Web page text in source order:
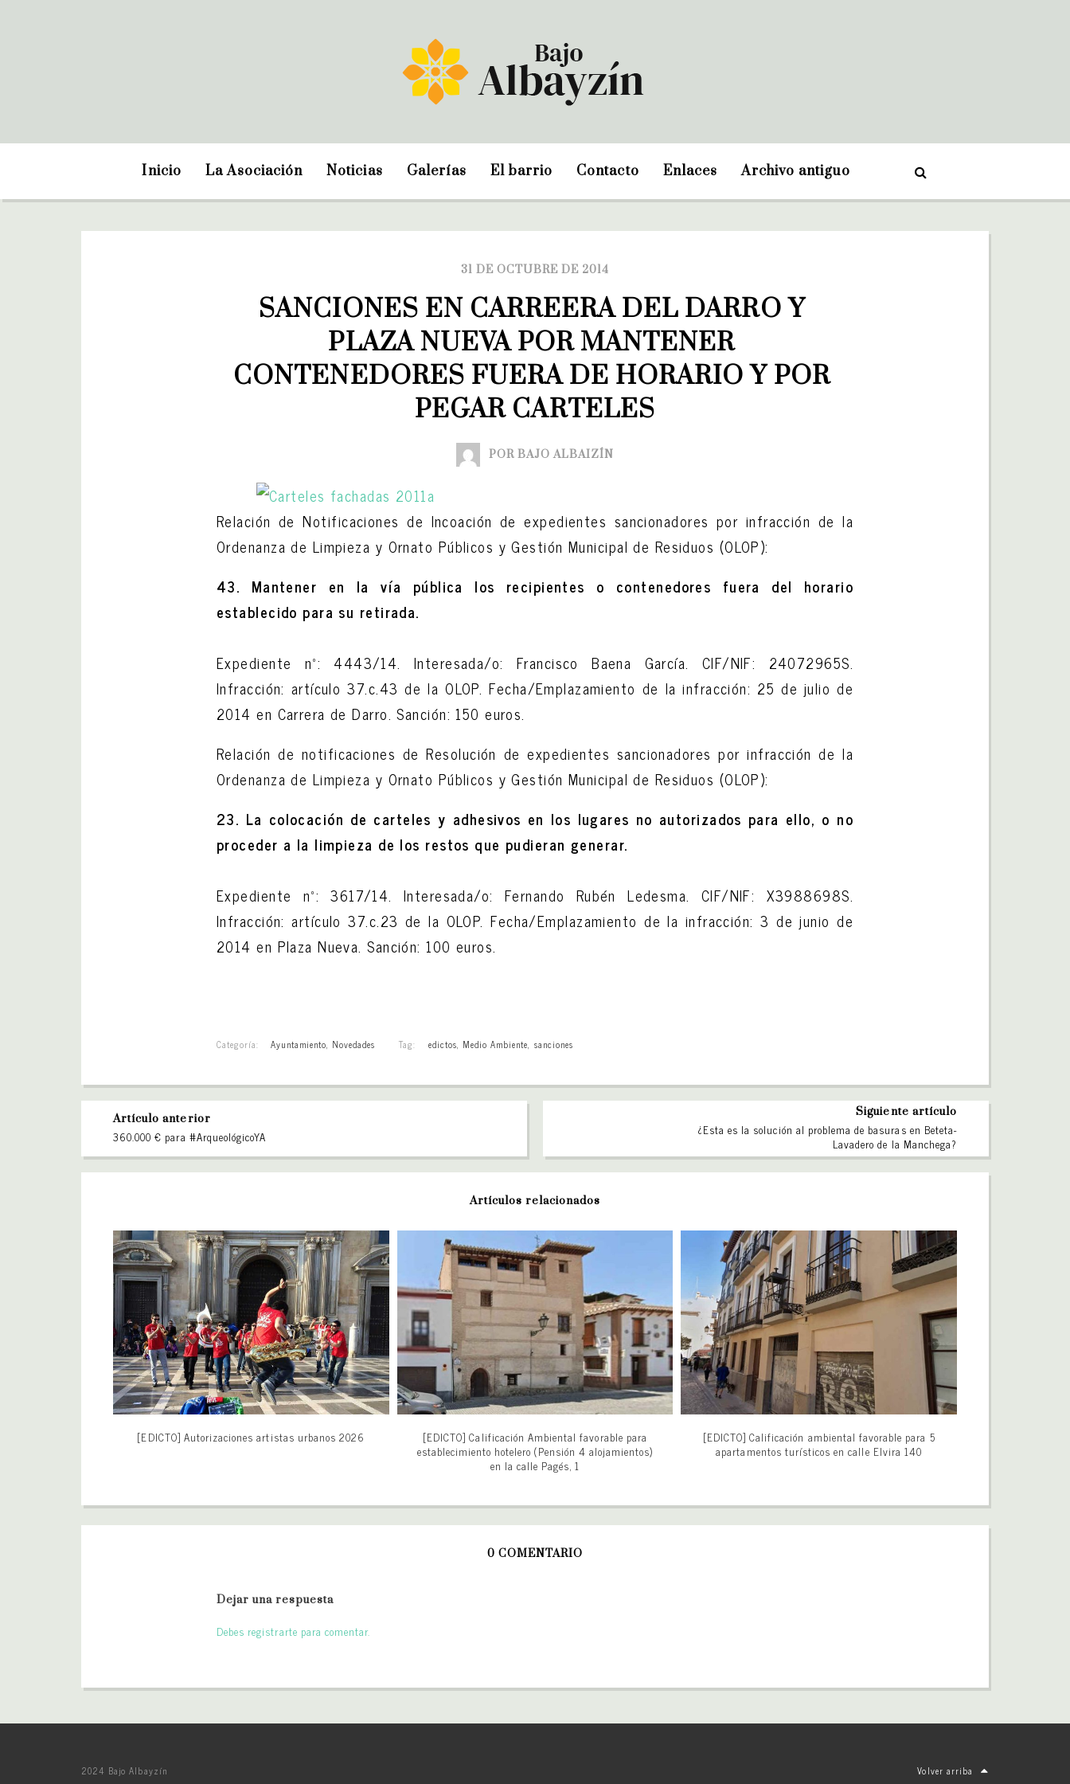
Inicio La Asociación Noticias Galerías El barrio Contacto Enlaces Archivo antiguo
31 DE OCTUBRE DE 2014
SANCIONES EN CARREERA DEL DARRO Y
PLAZA NUEVA POR MANTENER
CONTENEDORES FUERA DE HORARIO Y POR
PEGAR CARTELES
POR BAJO ALBAIZÍN
Relación de Notificaciones de Incoación de expedientes sancionadores por infracción de la
Ordenanza de Limpieza y Ornato Públicos y Gestión Municipal de Residuos (OLOP):
43. Mantener en la vía pública los recipientes o contenedores fuera del horario
establecido para su retirada.
Expediente nº: 4443/14. Interesada/o: Francisco Baena García. CIF/NIF: 24072965S.
Infracción: artículo 37.c.43 de la OLOP. Fecha/Emplazamiento de la infracción: 25 de julio de
2014 en Carrera de Darro. Sanción: 150 euros.
Relación de notificaciones de Resolución de expedientes sancionadores por infracción de la
Ordenanza de Limpieza y Ornato Públicos y Gestión Municipal de Residuos (OLOP):
23. La colocación de carteles y adhesivos en los lugares no autorizados para ello, o no
proceder a la limpieza de los restos que pudieran generar.
Expediente nº: 3617/14. Interesada/o: Fernando Rubén Ledesma. CIF/NIF: X3988698S.
Infracción: artículo 37.c.23 de la OLOP. Fecha/Emplazamiento de la infracción: 3 de junio de
2014 en Plaza Nueva. Sanción: 100 euros.
Categoría: Ayuntamiento, Novedades Tag: edictos, Medio Ambiente, sanciones
Artículo anterior
360.000 € para #ArqueológicoYA
Siguiente artículo
¿Esta es la solución al problema de basuras en Beteta-
Lavadero de la Manchega?
Artículos relacionados
[EDICTO] Autorizaciones artistas urbanos 2026
[EDICTO] Calificación Ambiental favorable para
establecimiento hotelero (Pensión 4 alojamientos)
en la calle Pagés, 1
[EDICTO] Calificación ambiental favorable para 5
apartamentos turísticos en calle Elvira 140
0 COMENTARIO
Dejar una respuesta
Debes registrarte para comentar.
2024 Bajo Albayzín Volver arriba